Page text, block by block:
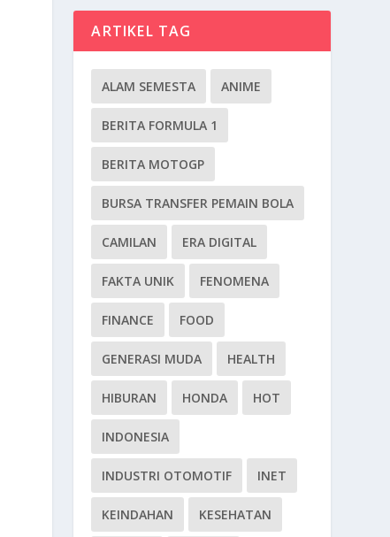
ARTIKEL TAG
ALAM SEMESTA ANIME
BERITA FORMULA 1
BERITA MOTOGP
BURSA TRANSFER PEMAIN BOLA
CAMILAN ERA DIGITAL
FAKTA UNIK FENOMENA
FINANCE FOOD
GENERASI MUDA HEALTH
HIBURAN HONDA HOT
INDONESIA
INDUSTRI OTOMOTIF INET
KEINDAHAN KESEHATAN